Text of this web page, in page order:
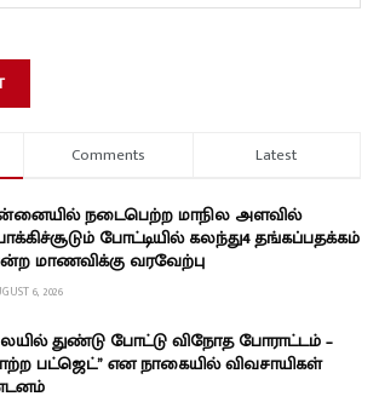
Comments Latest
நடைபெற்ற மாநில அளவில்
போட்டியில் கலந்து4 தங்கப்பதக்கம்
மாணவிக்கு வரவேற்பு
6, 2026
துண்டு போட்டு விநோத போராட்டம் –
பட்ஜெட்” என நாகையில் விவசாயிகள்